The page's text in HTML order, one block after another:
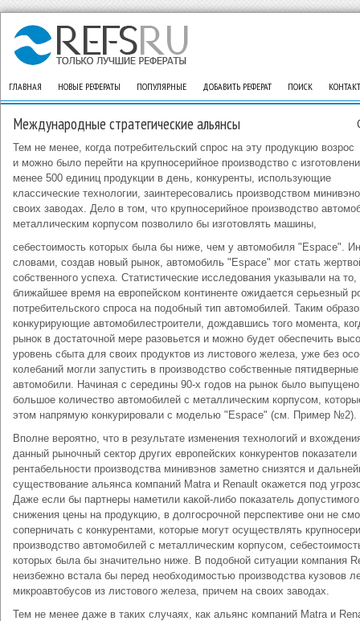
ГЛАВНАЯ НОВЫЕ РЕФЕРАТЫ ПОПУЛЯРНЫЕ ДОБАВИТЬ РЕФЕРАТ ПОИСК
Международные стратегические альянсы
Тем не менее, когда потребительский спрос на эту продукцию возрос
и можно было перейти на крупносерийное производство с
менее 500 единиц продукции в день, конкуренты, использующие
классические технологии, заинтересовались производством
своих заводах. Дело в том, что крупносерийное производство
металлическим корпусом позволило бы изготовлять машины,
себестоимость которых была бы ниже, чем у автомобиля "Espace".
словами, создав новый рынок, автомобиль "Espace" мог стать
собственного успеха. Статистические исследования указывали на то,
ближайшее время на европейском континенте ожидается серьезный
потребительского спроса на подобный тип автомобилей. Таким
конкурирующие автомобилестроители, дождавшись того момента,
рынок в достаточной мере разовьется и можно будет обеспечить
уровень сбыта для своих продуктов из листового железа, уже без
колебаний могли запустить в производство собственные пятидверные
автомобили. Начиная с середины 90-х годов на рынок было выпущено
большое количество автомобилей с металлическим корпусом,
этом напрямую конкурировали с моделью "Espace" (см. Пример №2).
Вполне вероятно, что в результате изменения технологий и
данный рыночный сектор других европейских конкурентов показатели
рентабельности производства минивэнов заметно снизятся и
существование альянса компаний Matra и Renault окажется под
Даже если бы партнеры наметили какой-либо показатель допустимого
снижения цены на продукцию, в долгосрочной перспективе они не
соперничать с конкурентами, которые могут осуществлять
производство автомобилей с металлическим корпусом,
которых была бы значительно ниже. В подобной ситуации компания
неизбежно встала бы перед необходимостью производства кузовов
микроавтобусов из листового железа, причем на своих заводах.
Тем не менее даже в таких случаях, как альянс компаний Matra и